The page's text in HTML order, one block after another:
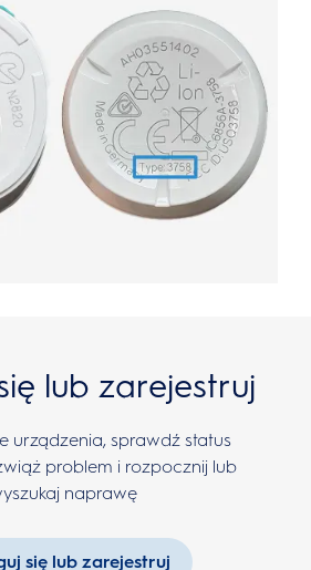
lub zarejestruj
urządzenia, sprawdź status
problem i rozpocznij lub
naprawę
się lub zarejestruj